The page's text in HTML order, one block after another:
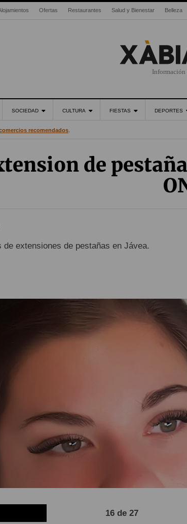
Ofertas Restaurantes Salud y Bienestar Belleza
Información
SOCIEDAD CULTURA FIESTAS DEPORTES
recomendados
de
de extensiones de pestañas en Jávea.
16 de 27